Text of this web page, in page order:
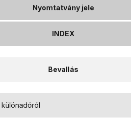
Nyomtatvány jele
INDEX
Bevallás